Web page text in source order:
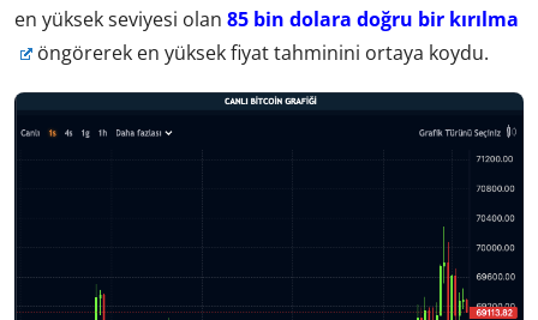
en yüksek seviyesi olan 85 bin dolara doğru bir kırılma
öngörerek en yüksek fiyat tahminini ortaya koydu.